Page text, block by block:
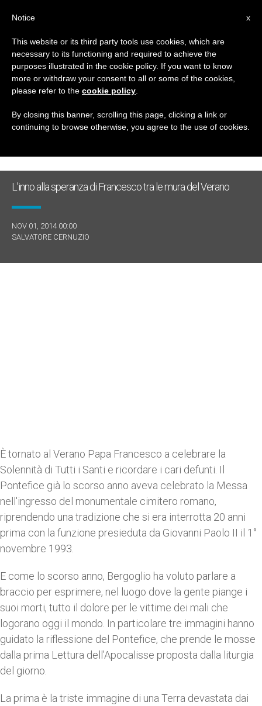
GIORNO
Novembre 1st, 2014
ULTIME NOTIZIE
L'inno alla speranza di Francesco tra le mura del Verano
NOV 01, 2014 00:00
SALVATORE CERNUZIO
È tornato al Verano Papa Francesco a celebrare la
Solennità di Tutti i Santi e ricordare i cari defunti. Il
Pontefice già lo scorso anno aveva celebrato la Messa
nell'ingresso del monumentale cimitero romano,
riprendendo una tradizione che si era interrotta 20 anni
prima con la funzione presieduta da Giovanni Paolo II il 1°
novembre 1993.
E come lo scorso anno, Bergoglio ha voluto parlare a
braccio per esprimere, nel luogo dove la gente piange i
suoi morti, tutto il dolore per le vittime dei mali che
logorano oggi il mondo. In particolare tre immagini hanno
guidato la riflessione del Pontefice, che prende le mosse
dalla prima Lettura dell’Apocalisse proposta dalla liturgia
del giorno.
La prima è la triste immagine di una Terra devastata dai
x
Notice
This website or its third party tools use cookies, which are
necessary to its functioning and required to achieve the
purposes illustrated in the cookie policy. If you want to know
more or withdraw your consent to all or some of the cookies,
please refer to the cookie policy
By closing this banner, scrolling this page, clicking a link or
continuing to browse otherwise, you agree to the use of cookies.